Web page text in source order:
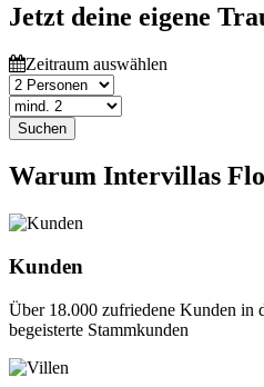
Jetzt deine eigene
Zeitraum auswählen
Suchen
Warum Intervillas
Kunden
Über 18.000 zufriedene Kunden in
begeisterte Stammkunden